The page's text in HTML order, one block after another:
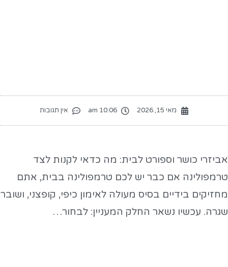
מאי 15, 2026 10:06 am אין תגובות
כושר וספורט לבית: מה כדאי לקנות לצד
אם כבר יש לכם טרמפולינה בבית, אתם
בידיים בסיס מעולה לאימון כיפי, קופצני, ושובר
עכשיו נשאר החלק המעניין: לבחור…